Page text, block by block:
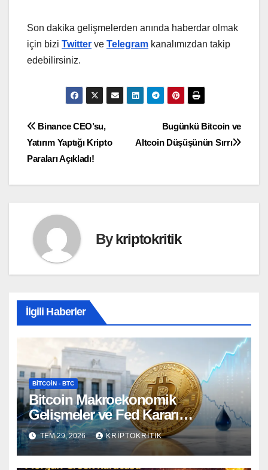
Son dakika gelişmelerden anında haberdar olmak
için bizi Twitter ve Telegram kanalımızdan takip
edebilirsiniz.
Yazı
gezinmesi
Bugünkü Bitcoin ve
Altcoin Düşüşünün Sırrı
Binance CEO’su,
Yatırım Yaptığı Kripto
Paraları Açıkladı!
Bykriptokritik
İlgili Haberler
BITCOIN - BTC
Bitcoin Makroekonomik
Gelişmeler ve Fed Kararı
Öncesinde Dalgalı Seyrediyor
TEM 29, 2026 KRIPTOKRITIK